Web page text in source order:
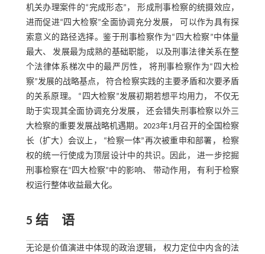
机关办理案件的“完成形态”， 形成刑事检察的统摄效应，
进而促进“四大检察”全面协调充分发展， 可以作为具有探
索意义的路径选择。鉴于刑事检察作为“四大检察”中体量
最大、 发展最为成熟的基础职能， 以及刑事法律关系在整
个法律体系梯次中的最严厉性， 将刑事检察作为“四大检
察”发展的战略基点， 符合检察实践的主要矛盾和次要矛盾
的关系原理。 “四大检察”发展初期若想平均用力， 不仅无
助于实现其全面协调充分发展， 还会错失刑事检察以外三
大检察的重要发展战略机遇期。2023年1月召开的全国检察
长（扩大）会议上， “检察一体”再次被重申和部署， 检察
权的统一行使成为顶层设计中的共识。因此， 进一步挖掘
刑事检察在“四大检察”中的影响、 带动作用， 有利于检察
权运行整体收益最大化。
5 结 语
无论是价值演进中体现的政治逻辑， 权力定位中内含的法